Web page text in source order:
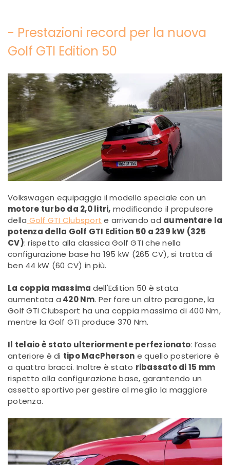
- Prestazioni record per la nuova
Golf GTI Edition 50
Volkswagen equipaggia il modello speciale con un
motore turbo da 2,0 litri, modificando il propulsore
della Golf GTI Clubsport e arrivando ad aumentare la
potenza della Golf GTI Edition 50 a 239 kW (325
CV): rispetto alla classica Golf GTI che nella
configurazione base ha 195 kW (265 CV), si tratta di
ben 44 kW (60 CV) in più.
La coppia massima dell'Edition 50 è stata
aumentata a 420 Nm. Per fare un altro paragone, la
Golf GTI Clubsport ha una coppia massima di 400 Nm,
mentre la Golf GTI produce 370 Nm.
Il telaio è stato ulteriormente perfezionato: l’asse
anteriore è di tipo MacPherson e quello posteriore è
a quattro bracci. Inoltre è stato ribassato di 15 mm
rispetto alla configurazione base, garantendo un
assetto sportivo per gestire al meglio la maggiore
potenza.